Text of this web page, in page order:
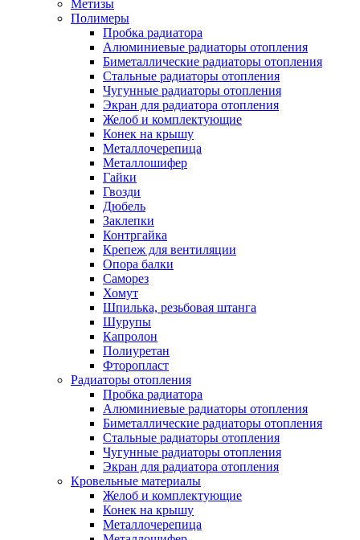
Метизы
Полимеры
Пробка радиатора
Алюминиевые радиаторы отопления
Биметаллические радиаторы отопления
Стальные радиаторы отопления
Чугунные радиаторы отопления
Экран для радиатора отопления
Желоб и комплектующие
Конек на крышу
Металлочерепица
Металлошифер
Гайки
Гвозди
Дюбель
Заклепки
Контргайка
Крепеж для вентиляции
Опора балки
Саморез
Хомут
Шпилька, резьбовая штанга
Шурупы
Капролон
Полиуретан
Фторопласт
Радиаторы отопления
Пробка радиатора
Алюминиевые радиаторы отопления
Биметаллические радиаторы отопления
Стальные радиаторы отопления
Чугунные радиаторы отопления
Экран для радиатора отопления
Кровельные материалы
Желоб и комплектующие
Конек на крышу
Металлочерепица